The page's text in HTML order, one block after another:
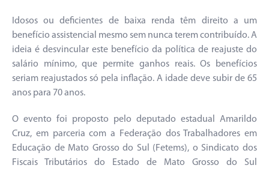
Idosos ou deficientes de baixa renda têm direito a um
benefício assistencial mesmo sem nunca terem contribuído. A
ideia é desvincular este benefício da política de reajuste do
salário mínimo, que permite ganhos reais. Os benefícios
seriam reajustados só pela inflação. A idade deve subir de 65
anos para 70 anos.
O evento foi proposto pelo deputado estadual Amarildo
Cruz, em parceria com a Federação dos Trabalhadores em
Educação de Mato Grosso do Sul (Fetems), o Sindicato dos
Fiscais Tributários do Estado de Mato Grosso do Sul